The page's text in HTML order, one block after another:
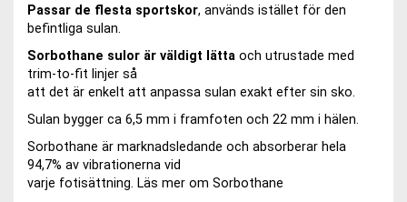
Passar de flesta sportskor, används istället för den
befintliga sulan.
Sorbothane sulor är väldigt lätta och utrustade med
trim-to-fit linjer så
att det är enkelt att anpassa sulan exakt efter sin sko.
Sulan bygger ca 6,5 mm i framfoten och 22 mm i hälen.
Sorbothane är marknadsledande och absorberar hela
94,7% av vibrationerna vid
varje fotisättning. Läs mer om Sorbothane